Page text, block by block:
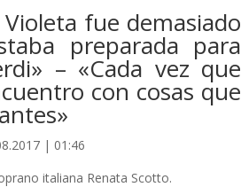
fue demasiado
preparada para
– «Cada vez que
con cosas que
| 01:46